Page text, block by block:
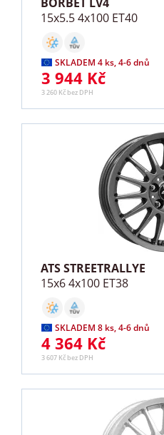
15x5.5 4x100 ET40
SKLADEM 4 ks, 4-6 dnů
3 944 Kč
3 260 Kč bez DPH
ATS STREETRALLYE
15x6 4x100 ET38
SKLADEM 8 ks, 4-6 dnů
4 364 Kč
3 607 Kč bez DPH